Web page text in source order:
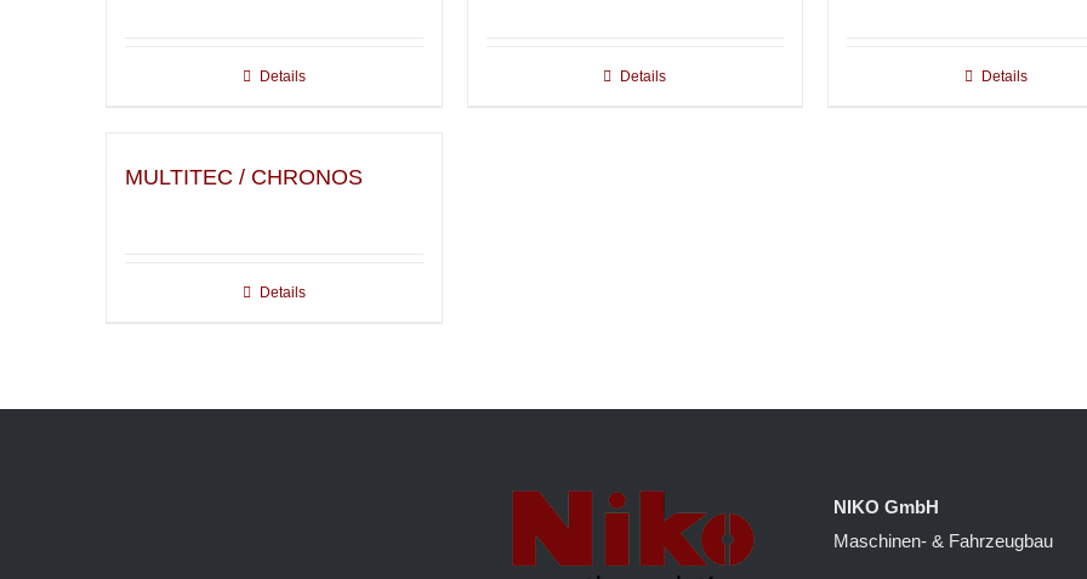
Details Details Details
MULTITEC / CHRONOS
Details
NIKO GmbH
Maschinen- & Fahrzeugbau